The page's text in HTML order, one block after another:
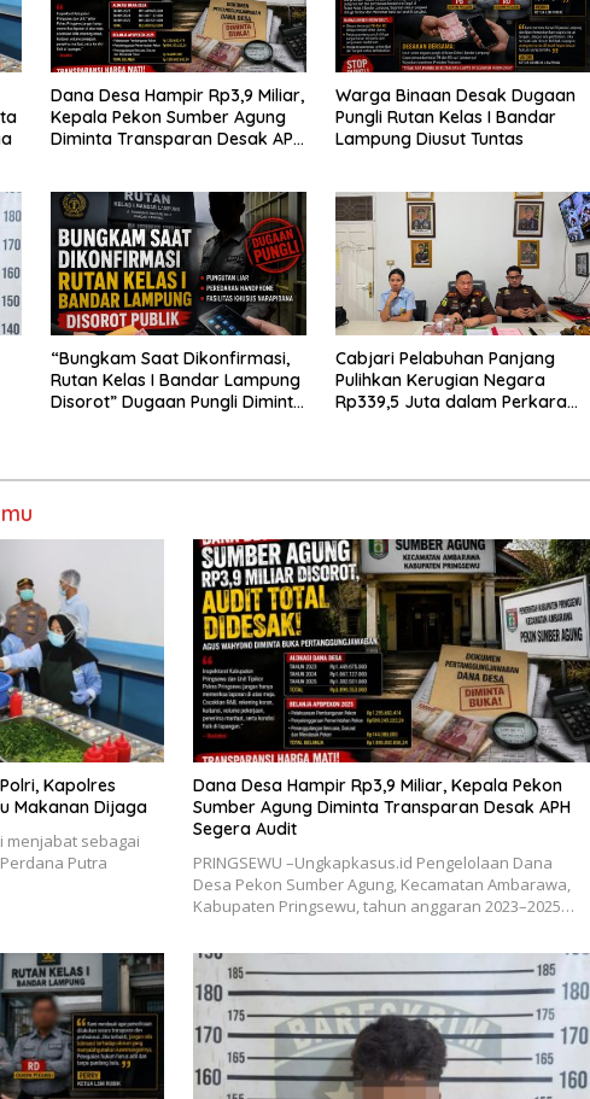
Dana Desa Hampir Rp3,9 Miliar,
Kepala Pekon Sumber Agung
Diminta Transparan Desak APH
Warga Binaan Desak Dugaan
Pungli Rutan Kelas I Bandar
Lampung Diusut Tuntas
“Bungkam Saat Dikonfirmasi,
Rutan Kelas I Bandar Lampung
Disorot” Dugaan Pungli Diminta
Cabjari Pelabuhan Panjang
Pulihkan Kerugian Negara
Rp339,5 Juta dalam Perkara
Kapolres
Makanan Dijaga
menjabat sebagai
Putra
Dana Desa Hampir Rp3,9 Miliar, Kepala Pekon
Sumber Agung Diminta Transparan Desak APH
Segera Audit
PRINGSEWU –Ungkapkasus.id Pengelolaan Dana
Desa Pekon Sumber Agung, Kecamatan Ambarawa,
Kabupaten Pringsewu, tahun anggaran 2023–2025…